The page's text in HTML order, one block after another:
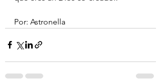
Por: Astronella